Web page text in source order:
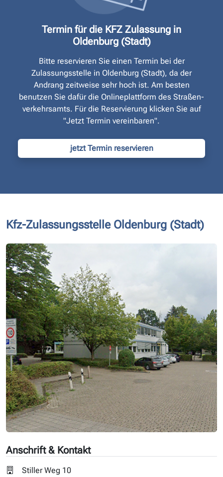
Termin für die KFZ Zulassung in
Oldenburg (Stadt)
Bitte reservieren Sie einen Termin bei der
Zulassungsstelle in Oldenburg (Stadt), da der
Andrang zeitweise sehr hoch ist. Am besten
benutzen Sie dafür die Onlineplattform des Straßen­
verkehrsamts. Für die Reservierung klicken Sie auf
"Jetzt Termin vereinbaren".
jetzt Termin reservieren
Kfz-Zulassungsstelle Oldenburg (Stadt)
Anschrift & Kontakt
Stiller Weg 10